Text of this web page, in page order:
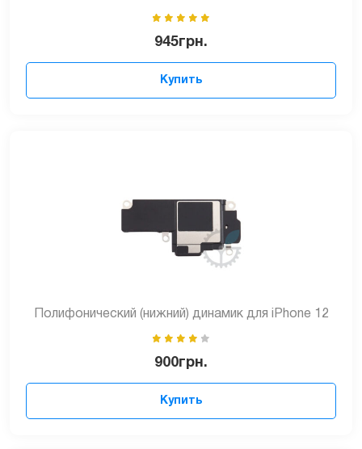
945грн.
Купить
Полифонический (нижний) динамик для iPhone 12
900грн.
Купить